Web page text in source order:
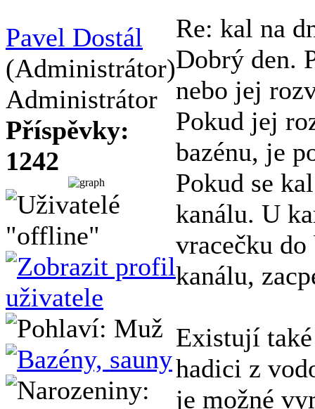
Pavel Dostál
(Administrátor)
Administrátor
Příspěvky:
1242
Re: kal na
Dobrý den.
nebo jej
Pokud jej
bazénu, je
Pokud se
kanálu. U
vracečku do
kanálu,
Existují
hadici z
je možné